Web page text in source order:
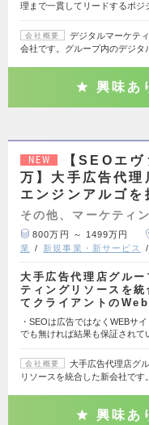
理まで一貫してリードするポジ
会社概要
デジタルマーケテ
会社です。グループ内のデジタ
興味あ
NEW
【SEOエ
万】大手広告代
エンジンアルゴを
その他、マーケティ
800万円 ～ 1499万円
業
新規事業・新サービス
大手広告代理店グル
ティングリソースを
てクライアントの
・SEOは広告ではなくWEBサ
でも無ければ結果も保証されて
会社概要
大手広告代理店グ
リソースを統合した新会社です。
興味あ